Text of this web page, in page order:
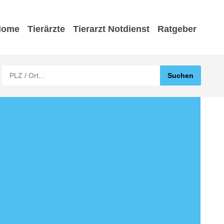
Tierärzte Tierarzt Notdienst Ratgeber